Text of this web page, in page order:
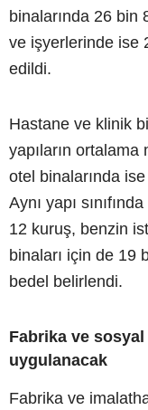
binalarında 26 bin
ve işyerlerinde ise
edildi.
Hastane ve klinik
yapıların
otel binalarında
Aynı yapı
12 kuruş, benzin
binaları için de 19
bedel belirlendi.
Fabrika ve sosyal
uygulanacak
Fabrika ve